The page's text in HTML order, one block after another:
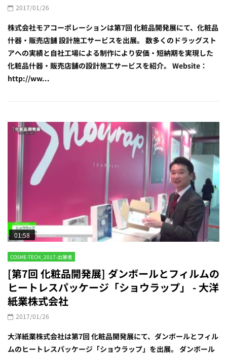
2017/01/26
株式会社モアコーポレーションは第7回 化粧品開発展にて、化粧品
什器・販売店舗 設計施工サービスを出展。 数多くのドラッグスト
アへの実績と自社工場による制作により安価・短納期を実現した
化粧品什器・販売店舗の設計施工サービスを紹介。 Website：
http://ww...
01:58
COSME-TECH_2017-出展者
[第7回 化粧品開発展] ダンボールとフィルムの
ヒートレスパッケージ「ショウラップ」 - 大洋
紙業株式会社
2017/01/26
大洋紙業株式会社は第7回 化粧品開発展にて、ダンボールとフィル
ムのヒートレスパッケージ「ショウラップ」を出展。 ダンボール